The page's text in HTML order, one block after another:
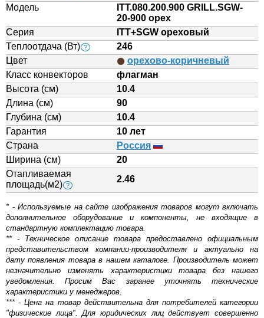
Модель
ITT.080.200.900 GRILL.SGW-
20-900 орех
Серия
ITT+SGW ореховый
Теплоотдача (Вт) ?
246
Цвет
орехово-коричневый
Класс конвекторов
флагман
Высота (см)
10.4
Длина (см)
90
Глубина (см)
10.4
Гарантия
10 лет
Страна
Россия
Ширина (см)
20
Отапливаемая
площадь(м2) ?
2.46
* - Используемые на сайте изображения товаров могут включать
дополнительное оборудование и компоненты, не входящие в
стандартную комплектацию товара.
** - Техническое описание товара предоставлено официальным
представительством компании-производителя и актуально на
дату появления товара в нашем каталоге. Производитель может
незначительно изменять характеристики товара без нашего
уведомления. Просим Вас заранее уточнять технические
характеристики у менеджеров.
*** - Цена на товар действительна для потребителей категории
"физические лица". Для юридических лиц действует совершенно